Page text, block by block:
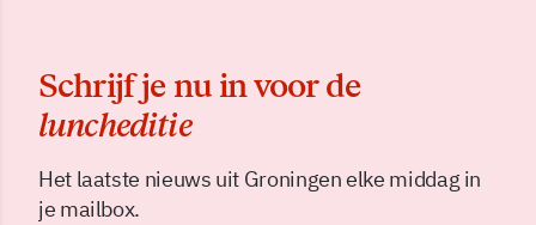
Schrijf je nu in voor de
luncheditie
Het laatste nieuws uit Groningen elke middag in
je mailbox.